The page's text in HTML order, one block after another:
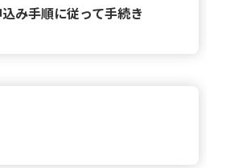
み手順に従って手続き